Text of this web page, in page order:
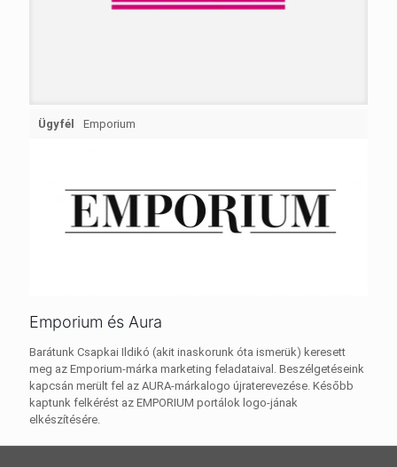
Ügyfél Emporium
Emporium és Aura
Barátunk Csapkai Ildikó (akit inaskorunk óta ismerük) keresett
meg az Emporium-márka marketing feladataival. Beszélgetéseink
kapcsán merült fel az AURA-márkalogo újraterevezése. Később
kaptunk felkérést az EMPORIUM portálok logo-jának
elkészítésére.